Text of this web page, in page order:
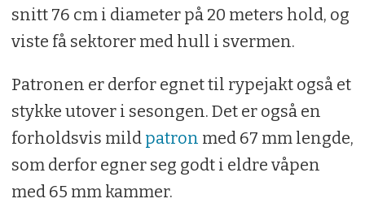
snitt 76 cm i diameter på 20 meters hold, og
viste få sektorer med hull i svermen.
Patronen er derfor egnet til rypejakt også et
stykke utover i sesongen. Det er også en
forholdsvis mild patron med 67 mm lengde,
som derfor egner seg godt i eldre våpen
med 65 mm kammer.